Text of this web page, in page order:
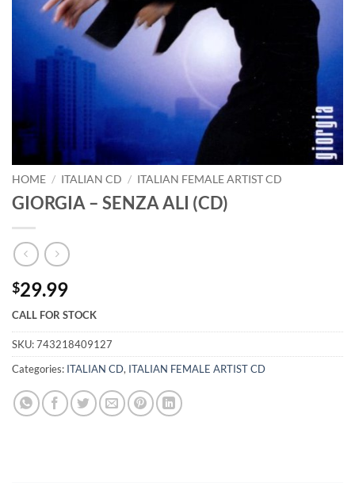
HOME / ITALIAN CD / ITALIAN FEMALE ARTIST CD
GIORGIA – SENZA ALI (CD)
$29.99
CALL FOR STOCK
SKU:743218409127
Categories: ITALIAN CD, ITALIAN FEMALE ARTIST CD